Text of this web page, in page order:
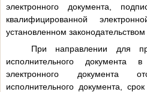
электронного документа,
квалифицированной
установленном
При направлении для
исполнительного
электронного документа
исполнительного документа,